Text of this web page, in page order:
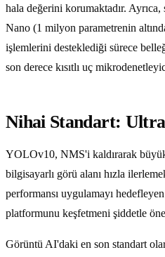
hala değerini korumaktadır.
Nano (1 milyon parametrenin
işlemlerini desteklediği sürece
son derece kısıtlı uç
Nihai Standart:
YOLOv10, NMS'i kaldırarak büyük
bilgisayarlı görü alanı hızla
performansı uygulamayı
platformunu keşfetmeni şiddetle
Görüntü AI'daki en son standart